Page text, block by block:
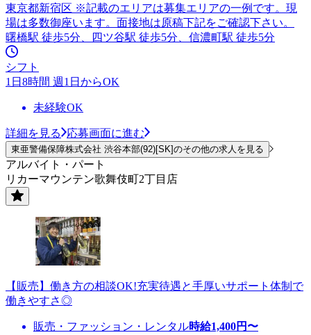
東京都新宿区 ※記載のエリアは募集エリアの一例です。現
場は多数御座います。面接地は原稿下記をご確認下さい。
曙橋駅 徒歩5分、四ツ谷駅 徒歩5分、信濃町駅 徒歩5分
シフト
1日8時間 週1日からOK
未経験OK
詳細を見る 応募画面に進む
東亜警備保障株式会社 渋谷本部(92)[SK]のその他の求人を見る
アルバイト・パート
リカーマウンテン歌舞伎町2丁目店
【販売】働き方の相談OK!充実待遇と手厚いサポート体制で
働きやすさ◎
販売・ファッション・レンタル時給1,400円〜